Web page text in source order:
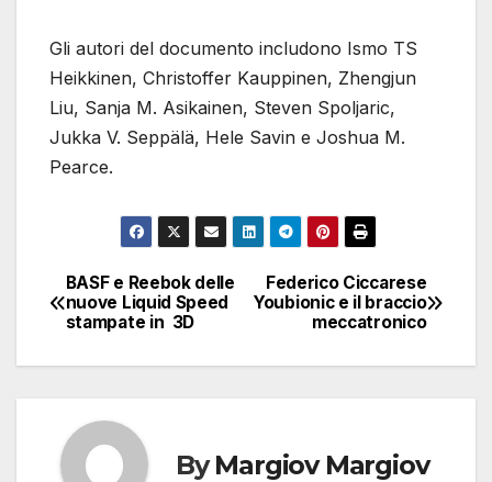
Gli autori del documento includono Ismo TS
Heikkinen, Christoffer Kauppinen, Zhengjun
Liu, Sanja M. Asikainen, Steven Spoljaric,
Jukka V. Seppälä, Hele Savin e Joshua M.
Pearce.
Navigazione
articoli
Federico Ciccarese
Youbionic e il braccio
meccatronico
BASF e Reebok delle
nuove Liquid Speed
stampate in 3D
ByMargiov Margiov